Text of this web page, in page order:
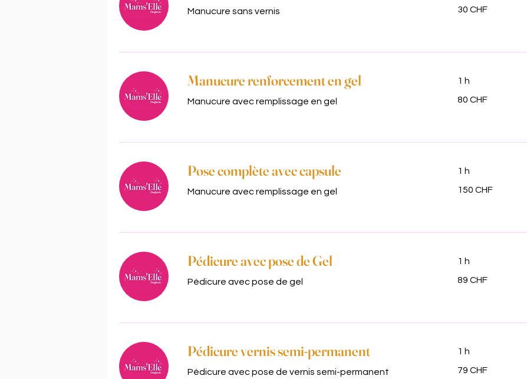
Manucure sans vernis
francs
30 CHF
Manucure renforcement en gel
Manucure avec remplissage en gel
1 h
francs
80 CHF
Pose complète avec capsule
Manucure avec remplissage en gel
1 h
francs
150 CHF
Pédicure avec pose de Gel
Pédicure avec pose de gel
1 h
francs
89 CHF
Pédicure vernis semi-permanent
Pédicure avec pose de vernis semi-permanent
1 h
francs
79 CHF